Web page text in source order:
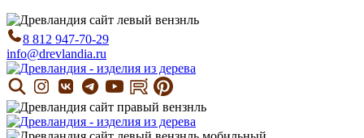
8 812 947-70-29
info@drevlandia.ru